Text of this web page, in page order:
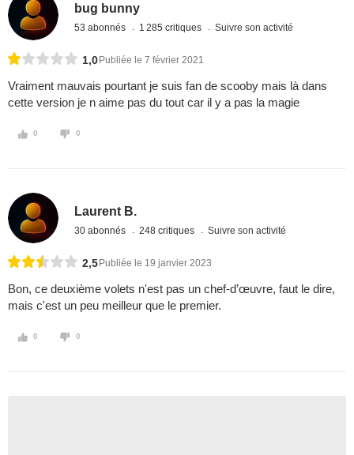
bug bunny
53 abonnés 1 285 critiques Suivre son activité
1,0 Publiée le 7 février 2021
Vraiment mauvais pourtant je suis fan de scooby mais là dans
cette version je n aime pas du tout car il y a pas la magie
0 0
Laurent B.
30 abonnés 248 critiques Suivre son activité
2,5 Publiée le 19 janvier 2023
Bon, ce deuxième volets n'est pas un chef-d’œuvre, faut le dire,
mais c'est un peu meilleur que le premier.
0 0